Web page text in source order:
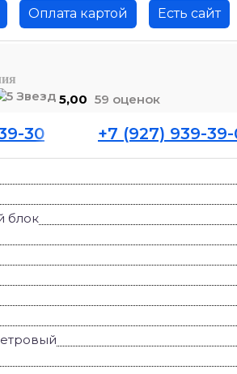
Оплата картой Есть сайт
5,00 59 оценок
30 +7 (927) 939-
блок